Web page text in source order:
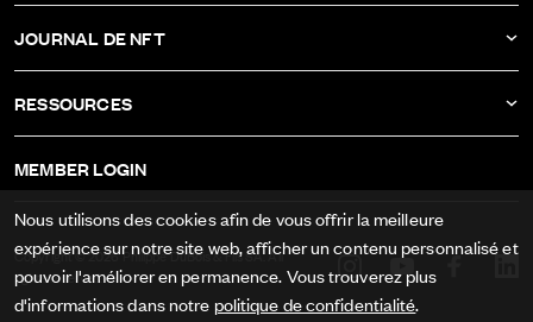
DBF007
DBF004
DBF002
DBF001
CALIBRE RECORD 1959-2
CALIBRE AS-1895
JOURNAL DE NFT
RESSOURCES
CONDITIONS GÉNÉRALES
PROTECTION DES DONNÉES
MÉDIAS
MEMBER LOGIN
Copyright © 2026 Philippe DuBois & Fils SA. All
rights reserved.
Nous utilisons des cookies afin de vous offrir la meilleure
expérience sur notre site web, afficher un contenu personnalisé et
pouvoir l'améliorer en permanence. Vous trouverez plus
d'informations dans notre politique de confidentialité.